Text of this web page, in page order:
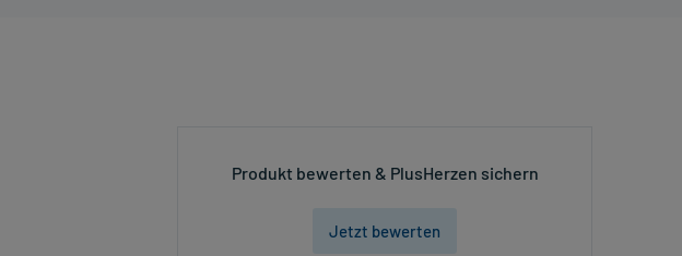
Produkt bewerten & PlusHerzen sichern
Jetzt bewerten